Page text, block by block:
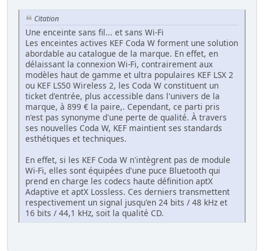
Citation
Une enceinte sans fil... et sans Wi-Fi
Les enceintes actives KEF Coda W forment une solution
abordable au catalogue de la marque. En effet, en
délaissant la connexion Wi-Fi, contrairement aux
modèles haut de gamme et ultra populaires KEF LSX 2
ou KEF LS50 Wireless 2, les Coda W constituent un
ticket d'entrée, plus accessible dans l'univers de la
marque, à 899 € la paire,. Cependant, ce parti pris
n'est pas synonyme d'une perte de qualité. À travers
ses nouvelles Coda W, KEF maintient ses standards
esthétiques et techniques.
En effet, si les KEF Coda W n'intègrent pas de module
Wi-Fi, elles sont équipées d'une puce Bluetooth qui
prend en charge les codecs haute définition aptX
Adaptive et aptX Lossless. Ces derniers transmettent
respectivement un signal jusqu'en 24 bits / 48 kHz et
16 bits / 44,1 kHz, soit la qualité CD.